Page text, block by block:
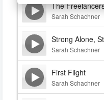
The
Sarah Schachner
Strong Alone,
Sarah Schachner
First Flight
Sarah Schachner